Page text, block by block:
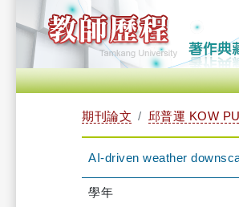
期刊論文 邱普運 KOW
AI-driven weather
學年